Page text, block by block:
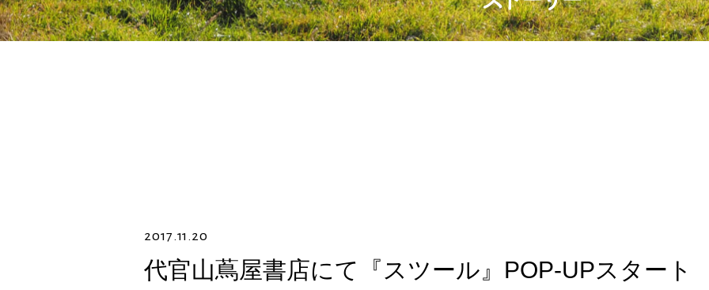
2017.11.20
代官山蔦屋書店にて『スツール』POP-UPスタート